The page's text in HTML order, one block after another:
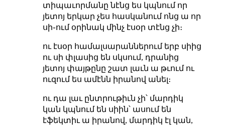
տիպաւորմանը նէնց ես կպնում որ
յետոյ երկար չես հասկանում ոնց ա որ
սի֊ում օրինակ մինչ էսօր տէնց չի։
ու էսօր համալսարաններում երբ սիից
ու սի փլասից են սկսում, դրանից
յետոյ փայթընը շատ լաւն ա թւում ու
ուզում ես ամէնն իրանով անել։
ու դա լաւ ընտրութիւն չի՝ մարդիկ
կան կպնում են սիին՝ ասում են
էֆեկտիւ ա իրանով, մարդիկ էլ կան,